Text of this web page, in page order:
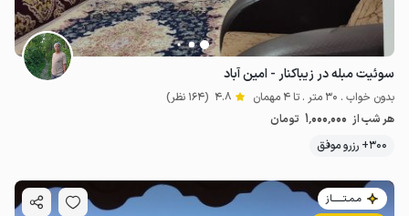
سوئیت مبله در زیباکنار - امین آباد
بدون خواب . 30 متر . تا 4 مهمان 4.8 (164 نظر)
هر شب از 1٬000٬000 تومان
300+ رزرو موفق
مـمـتــــــاز